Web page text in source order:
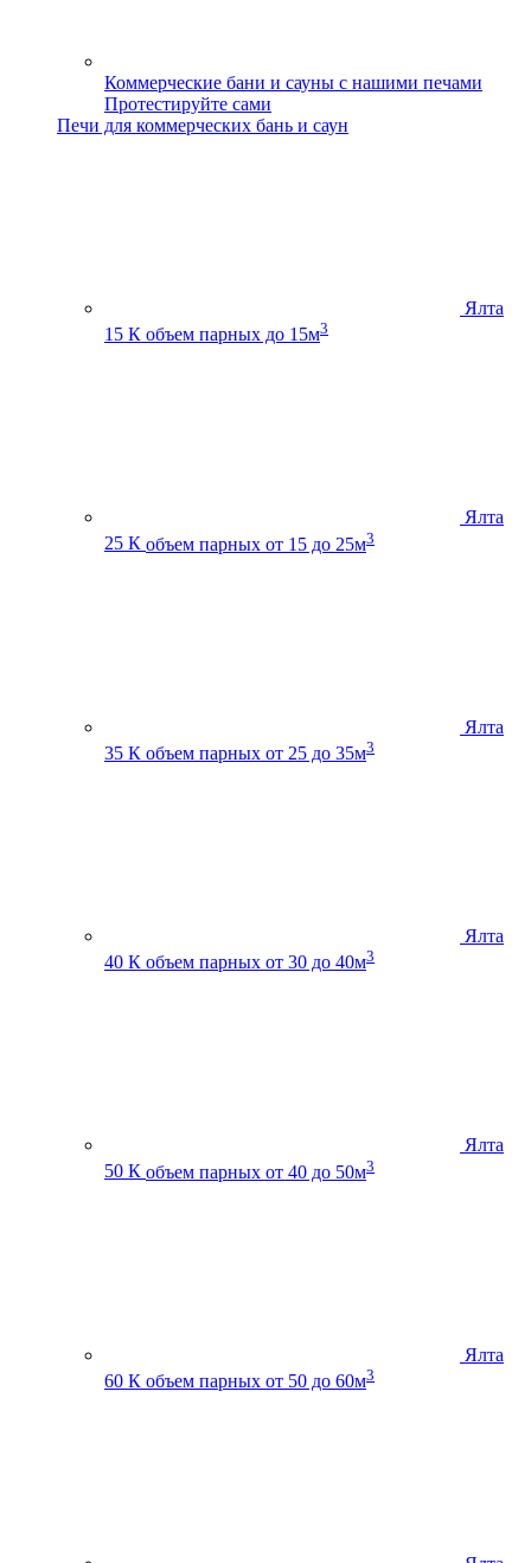
Коммерческие бани и сауны с нашими печами
Протестируйте сами
Печи для коммерческих бань и саун
Ялта
15 К объем парных до 15м3
Ялта
25 К объем парных от 15 до 25м3
Ялта
35 К объем парных от 25 до 35м3
Ялта
40 К объем парных от 30 до 40м3
Ялта
50 К объем парных от 40 до 50м3
Ялта
60 К объем парных от 50 до 60м3